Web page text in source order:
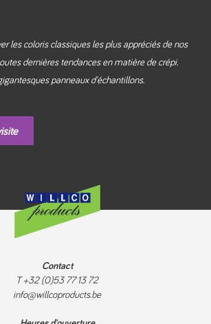
les coloris classiques les plus appréciés de nos
dernières tendances en matière de crépi.
panneaux d'échantillons.
Contact
T +32 (0)53 77 13 72
info@willcoproducts.be